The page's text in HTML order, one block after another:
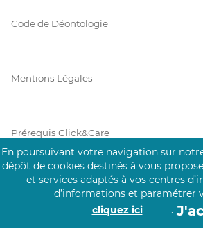
Code de Déontologie
Mentions Légales
Prérequis Click&Care
Protection des Données
En poursuivant votre navigation sur
dépôt de cookies destinés à vous
et services adaptés à vos centres
d’informations et paramétrer
cliquez ici
.